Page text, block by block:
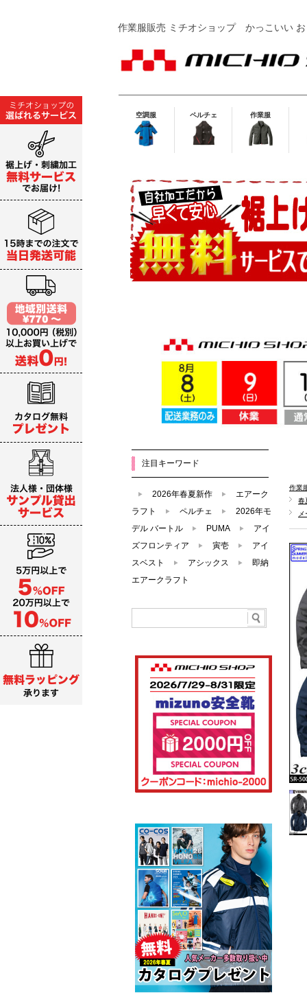
作業服販売 ミチオショップかっこいい お
空調服 ペルチェ 作業服
作業
春
注目キーワード
2026年春夏新作
エアーク
ラフト
ペルチェ
2026年モ
デル バートル
PUMA
アイ
ズフロンティア
寅壱
アイ
スベスト
アシックス
即納
エアークラフト